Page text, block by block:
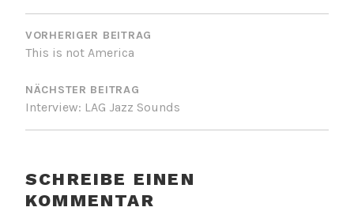
BEITRAGSNAVIGATION
VORHERIGER BEITRAG
This is not America
NÄCHSTER BEITRAG
Interview: LAG Jazz Sounds
SCHREIBE EINEN
KOMMENTAR